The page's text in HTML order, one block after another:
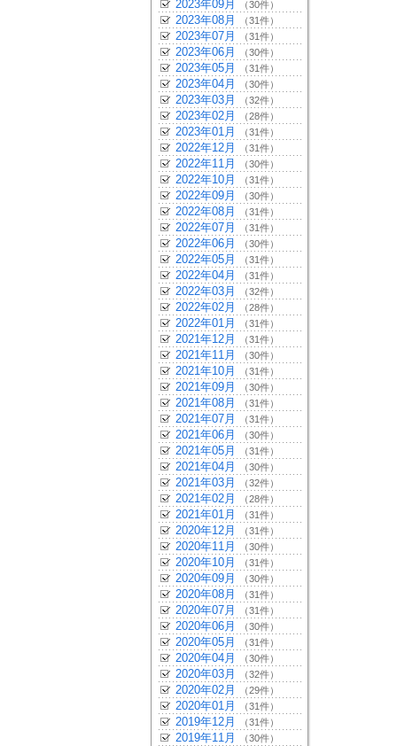
2023年09月 （30件）
2023年08月 （31件）
2023年07月 （31件）
2023年06月 （30件）
2023年05月 （31件）
2023年04月 （30件）
2023年03月 （32件）
2023年02月 （28件）
2023年01月 （31件）
2022年12月 （31件）
2022年11月 （30件）
2022年10月 （31件）
2022年09月 （30件）
2022年08月 （31件）
2022年07月 （31件）
2022年06月 （30件）
2022年05月 （31件）
2022年04月 （31件）
2022年03月 （32件）
2022年02月 （28件）
2022年01月 （31件）
2021年12月 （31件）
2021年11月 （30件）
2021年10月 （31件）
2021年09月 （30件）
2021年08月 （31件）
2021年07月 （31件）
2021年06月 （30件）
2021年05月 （31件）
2021年04月 （30件）
2021年03月 （32件）
2021年02月 （28件）
2021年01月 （31件）
2020年12月 （31件）
2020年11月 （30件）
2020年10月 （31件）
2020年09月 （30件）
2020年08月 （31件）
2020年07月 （31件）
2020年06月 （30件）
2020年05月 （31件）
2020年04月 （30件）
2020年03月 （32件）
2020年02月 （29件）
2020年01月 （31件）
2019年12月 （31件）
2019年11月 （30件）